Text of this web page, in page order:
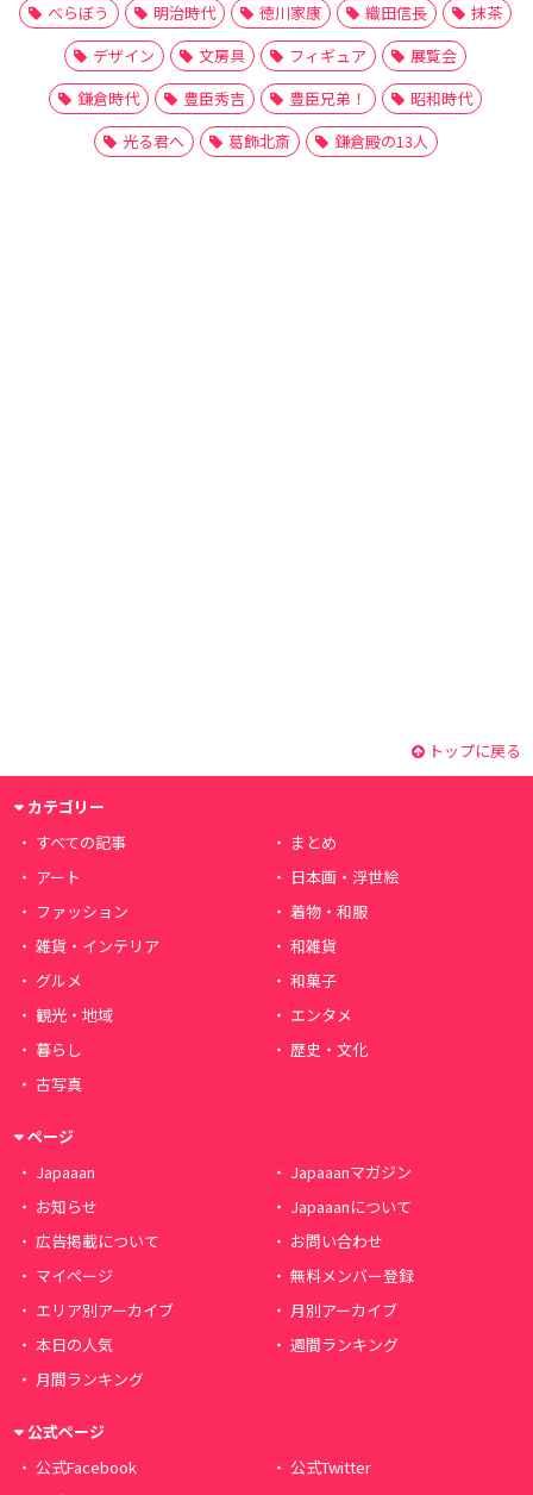
べらぼう
明治時代 徳川家康 織田信長
抹茶
デザイン
文房具 フィギュア
展覧会
鎌倉時代
豊臣秀吉 豊臣兄弟！
昭和時代
光る君へ
葛飾北斎 鎌倉殿の13人
トップに戻る
カテゴリー
すべての記事
まとめ
アート
日本画・浮世絵
ファッション
着物・和服
雑貨・インテリア
和雑貨
グルメ
和菓子
観光・地域
エンタメ
暮らし
歴史・文化
古写真
ページ
Japaaan
Japaaanマガジン
お知らせ
Japaaanについて
広告掲載について
お問い合わせ
マイページ
無料メンバー登録
エリア別アーカイブ
月別アーカイブ
本日の人気
週間ランキング
月間ランキング
公式ページ
公式Facebook
公式Twitter